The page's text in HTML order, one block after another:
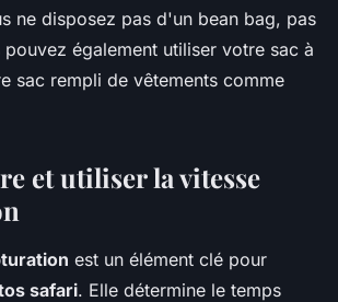
ne disposez pas d'un bean bag, pas
également utiliser votre sac à
sac rempli de vêtements comme
et utiliser la vitesse
est un élément clé pour
safari. Elle détermine le temps